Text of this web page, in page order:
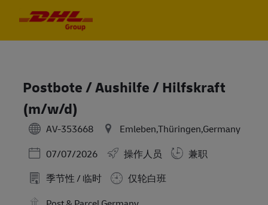
Postbote / Aushilfe / Hilfskraft
(m/w/d)
AV-353668
Emleben,Thüringen,Germany
Posted Date
07/07/2026 操作人员
兼职
季节性 / 临时
仅轮白班